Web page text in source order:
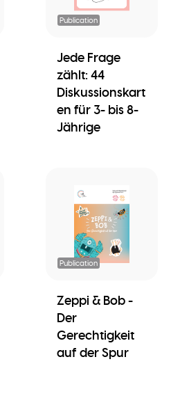
Publication
Jede Frage
zählt: 44
Diskussionskart
en für 3- bis 8-
Jährige
Publication
Zeppi & Bob -
Der
Gerechtigkeit
auf der Spur